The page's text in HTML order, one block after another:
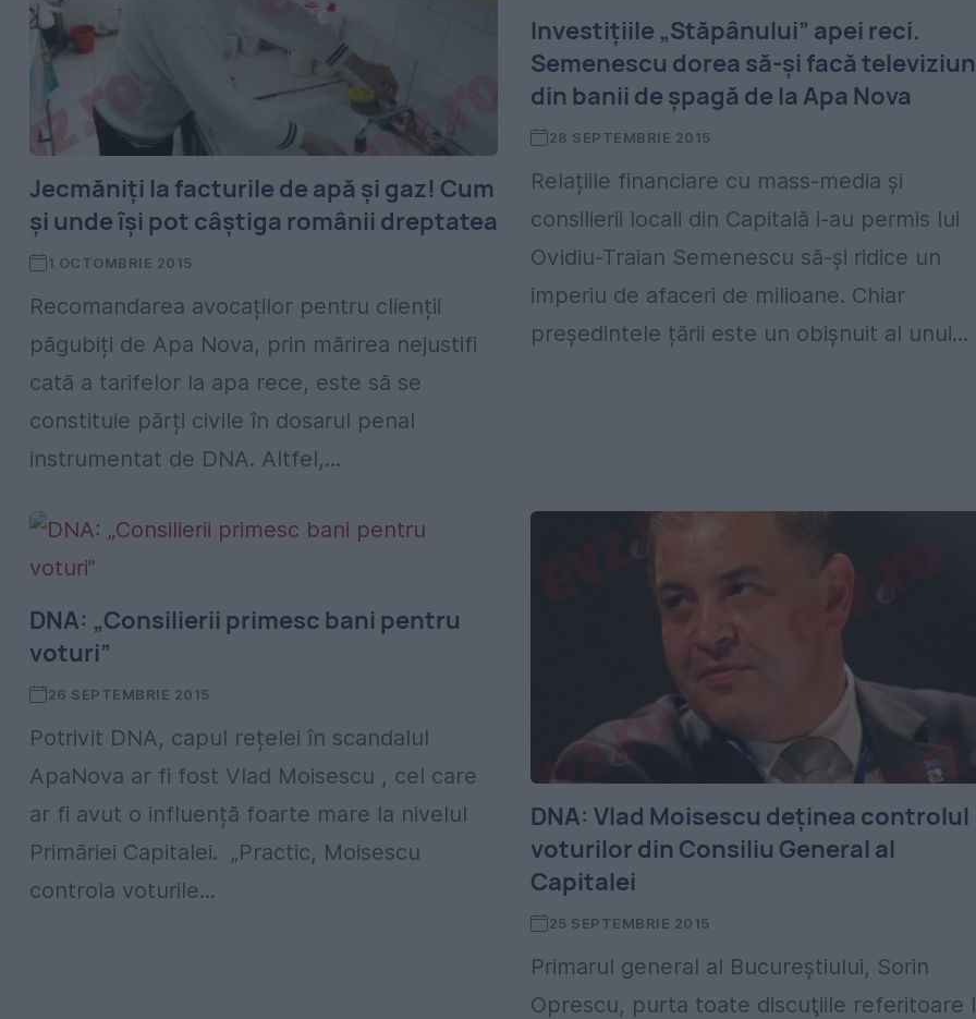
Jecmăniți la facturile de apă și gaz! Cum
și unde își pot câștiga românii dreptatea
1 OCTOMBRIE 2015
Recomandarea avocaților pentru clienții
păgubiți de Apa Nova, prin mărirea nejustifi
cată a tarifelor la apa rece, este să se
constituie părți civile în dosarul penal
instrumentat de DNA. Altfel,...
Investițiile „Stăpânului” apei reci.
Semenescu dorea să-și facă
din banii de șpagă de la Apa Nova
28 SEPTEMBRIE 2015
Relațiile financiare cu mass-media și
consilierii locali din Capitală i-au permis lui
Ovidiu-Traian Semenescu să-și ridice un
imperiu de afaceri de milioane. Chiar
președintele țării este un obișnuit al unui...
DNA: „Consilierii primesc bani pentru
voturi”
26 SEPTEMBRIE 2015
Potrivit DNA, capul rețelei în scandalul
ApaNova ar fi fost Vlad Moisescu , cel care
ar fi avut o influență foarte mare la nivelul
Primăriei Capitalei. „Practic, Moisescu
controla voturile...
DNA: Vlad Moisescu deținea controlul
voturilor din Consiliu General al
Capitalei
25 SEPTEMBRIE 2015
Primarul general al Bucureştiului, Sorin
Oprescu, purta toate discuţiile referitoare